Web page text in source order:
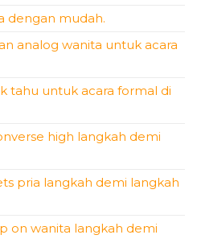
dengan mudah.
analog wanita untuk acara
tahu untuk acara formal di
high langkah demi
pria langkah demi langkah
on wanita langkah demi